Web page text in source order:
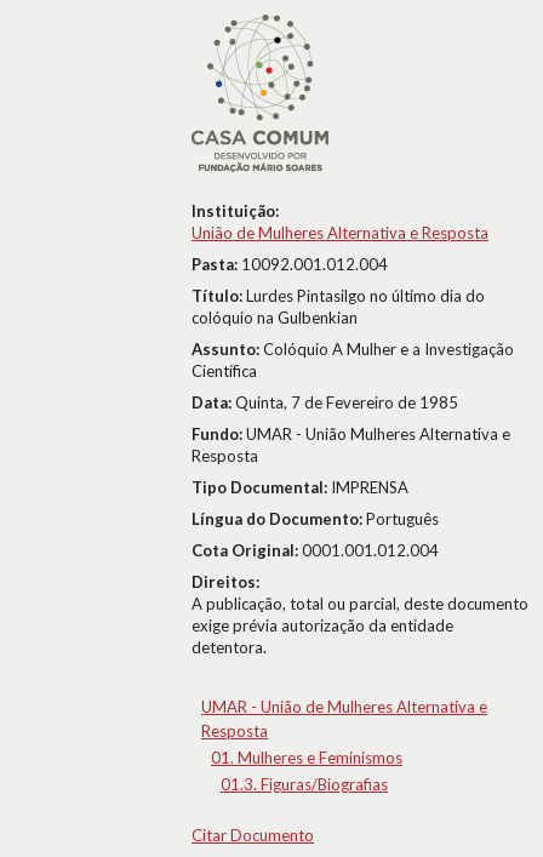
Instituição:
União de Mulheres Alternativa e Resposta
Pasta: 10092.001.012.004
Título:Lurdes Pintasilgo no último dia do
colóquio na Gulbenkian
Assunto:Colóquio A Mulher e a Investigação
Científica
Data:Quinta, 7 de Fevereiro de 1985
Fundo:UMAR - União Mulheres Alternativa e
Resposta
Tipo Documental: IMPRENSA
Língua do Documento:Português
Cota Original:0001.001.012.004
Direitos:
A publicação, total ou parcial, deste documento
exige prévia autorização da entidade
detentora.
UMAR - União de Mulheres Alternativa e
Resposta
01. Mulheres e Feminismos
01.3. Figuras/Biografias
Citar Documento